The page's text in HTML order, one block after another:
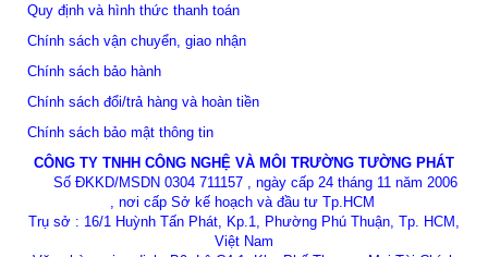
Quy định và hình thức thanh toán
Chính sách vận chuyển, giao nhận
Chính sách bảo hành
Chính sách đổi/trả hàng và hoàn tiền
Chính sách bảo mật thông tin
CÔNG TY TNHH CÔNG NGHỆ VÀ MÔI TRƯỜNG TƯỜNG PHÁT
Số ĐKKD/MSDN 0304 711157 , ngày cấp 24 tháng 11 năm 2006
, nơi cấp Sở kế hoạch và đầu tư Tp.HCM
Trụ sở : 16/1 Huỳnh Tấn Phát, Kp.1, Phường Phú Thuận, Tp. HCM,
Việt Nam